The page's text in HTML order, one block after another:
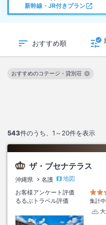
新幹線・JR付きプラン
おすすめ順
543件のうち、 1～20件を表示
おすすめのコテージ・貸別荘
この絞り込み条件を解除
ザ・ブセナテラス
沖縄県 名護
地図
お客様アンケート評価
るるぶトラベル評価
集計中